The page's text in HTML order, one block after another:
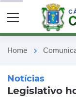
Home chevron_right
Notícias
Legislativo